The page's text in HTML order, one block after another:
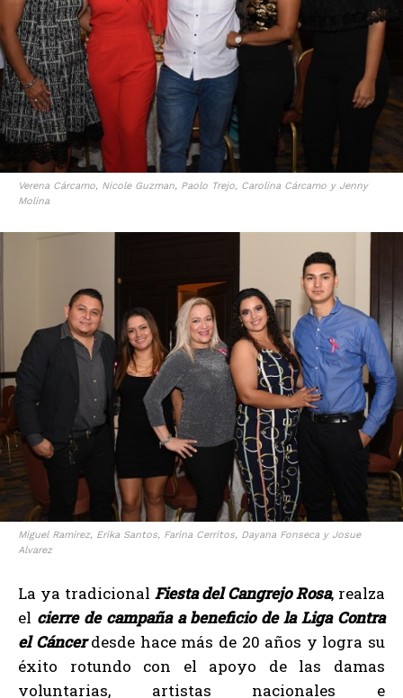
Verena Cárcamo, Nicole Guzman, Paolo Trejo, Carolina Cárcamo y Jenny
Molina
Miguel Ramírez, Erika Santos, Farina Cerritos, Dayana Fonseca y Josue
Alvarez
La ya tradicional Fiesta del Cangrejo Rosa, realza
el cierre de campaña a beneficio de la Liga Contra
el Cáncerdesde hace más de 20 años y logra su
éxito rotundo con el apoyo de las damas
voluntarias, artistas nacionales e